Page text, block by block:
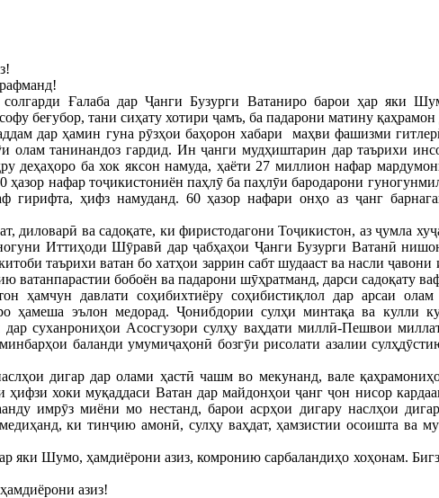
Ғалаба дар Ҷанги Бузурги Ватаниро барои ҳар яки
беғубор, тани сиҳату хотири ҷамъ, ба падарони матину
дар ҳамин гуна рӯзҳои баҳорон хабари маҳви фашизми
олам танинандоз гардид. Ин ҷанги мудҳиштарин дар таърихи
деҳаҳоро ба хок яксон намуда, ҳаёти 27 миллион нафар
ҳазор нафар тоҷикистониён паҳлӯ ба паҳлӯи бародарони
гирифта, ҳифз намуданд. 60 ҳазор нафари онҳо аз ҷанг
диловарӣ ва садоқате, ки фиристодагони Тоҷикистон, аз ҷумла
Иттиҳоди Шӯравӣ дар ҷабҳаҳои Ҷанги Бузурги Ватанӣ
таърихи ватан бо хатҳои заррин сабт шудааст ва насли
ватанпарастии бобоён ва падарони шӯҳратманд, дарси садоқату
ҳамчун давлати соҳибихтиёру соҳибистиқлол дар арсаи олам
ҳамеша эълон медорад. Ҷонибдории сулҳи минтақа ва кулли
дар суханрониҳои Асосгузори сулҳу ваҳдати миллӣ-Пешвои
баланди умумиҷаҳонӣ бозгӯи рисолати азалии
дигар дар олами ҳастӣ чашм во мекунанд, вале
ҳифзи хоки муқаддаси Ватан дар майдонҳои ҷанг ҷон нисор
имрӯз миёни мо нестанд, барои асрҳои дигару наслҳои
ки тинҷию амонӣ, сулҳу ваҳдат, ҳамзистии осоишта ва
яки Шумо, ҳамдиёрони азиз, комронию сарбаландиҳо хоҳонам.
азиз!